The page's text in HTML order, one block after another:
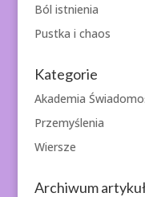
Ból istnienia
Pustka i chaos
Kategorie
Akademia
Przemyślenia
Wiersze
Archiwum